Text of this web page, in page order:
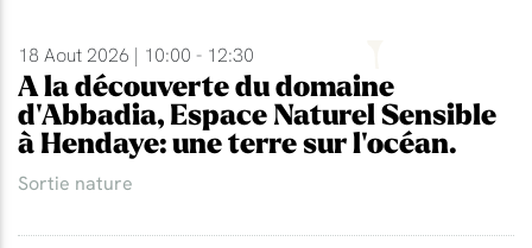
18 Aout 2026 | 10:00 - 12:30
A la découverte du domaine
d'Abbadia, Espace Naturel Sensible
à Hendaye: une terre sur l'océan.
Sortie nature